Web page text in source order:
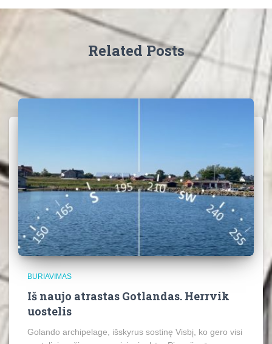
Related Posts
BURIAVIMAS
Iš naujo atrastas Gotlandas. Herrvik
uostelis
Golando archipelage, išskyrus sostinę Visbį, ko gero visi